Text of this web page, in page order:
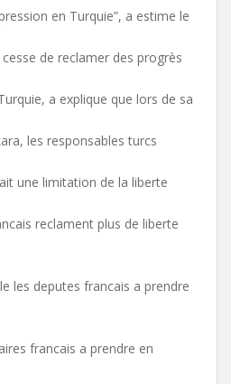
en Turquie”, a estime le
de reclamer des progrès
a explique que lors de sa
les responsables turcs
une limitation de la liberte
reclament plus de liberte
les deputes francais a prendre
francais a prendre en